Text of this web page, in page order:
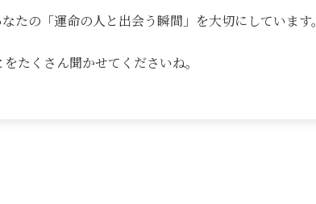
たの「運命の人と出会う瞬間」を大切にしています。
たくさん聞かせてくださいね。